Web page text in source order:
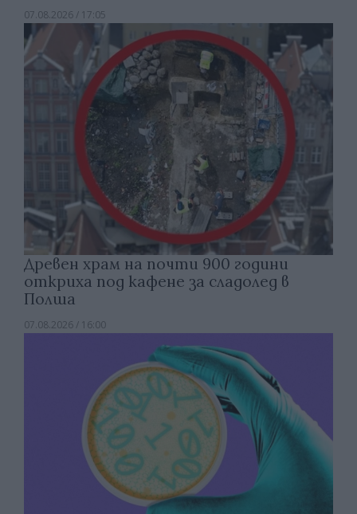
07.08.2026 / 17:05
Древен храм на почти 900 години
откриха под кафене за сладолед в
Полша
07.08.2026 / 16:00